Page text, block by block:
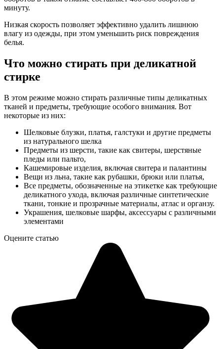
минуту.
Низкая скорость позволяет эффективно удалить лишнюю
влагу из одежды, при этом уменьшить риск повреждения
белья.
Что можно стирать при деликатной
стирке
В этом режиме можно стирать различные типы деликатных
тканей и предметы, требующие особого внимания. Вот
некоторые из них:
Шелковые блузки, платья, галстуки и другие предметы
из натурального шелка
Предметы из шерсти, такие как свитеры, шерстяные
пледы или пальто,
Кашемировые изделия, включая свитера и палантины
Вещи из льна, такие как рубашки, брюки или платья,
Все предметы, обозначенные на этикетке как требующие
деликатного ухода, включая различные синтетические
ткани, тонкие и прозрачные материалы, атлас и органзу.
Украшения, шелковые шарфы, аксессуары с различными
элементами
Оцените статью